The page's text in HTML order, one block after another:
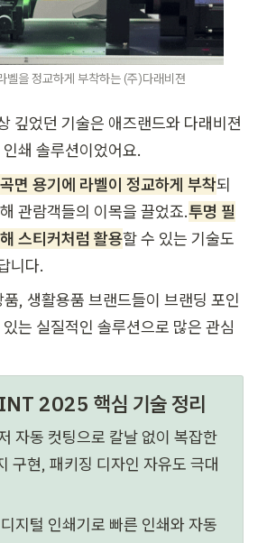
벨을 정교하게 부착하는 (주)다래비젼
깊었던 기술은 애즈랜드와 다래비젼
쇄 솔루션이었어요.
곡면 용기에 라벨이 정교하게 부착되
관람객들의 이목을 끌었죠.투명 필
스티커처럼 활용할 수 있는 기술도
니다.
, 생활용품 브랜드들이 브랜딩 포인
는 실질적인 솔루션으로 많은 관심
2025 핵심 기술 정리
자동 컷팅으로 칼날 없이 복잡한
구현, 패키징 디자인 자유도 극대
지털 인쇄기로 빠른 인쇄와 자동